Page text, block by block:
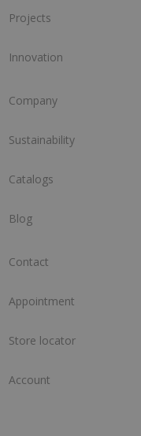
Projects
Innovation
Company
Sustainability
Catalogs
Blog
Contact
Appointment
Store locator
Account